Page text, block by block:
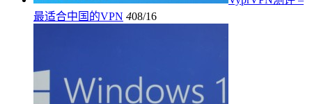
最适合中国的VPN 408/16